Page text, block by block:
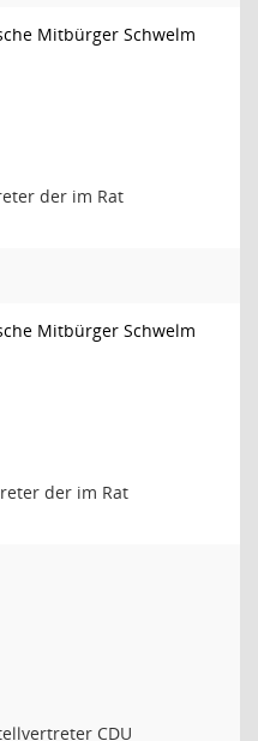
Mitbürger Schwelm
der im Rat
Mitbürger Schwelm
der im Rat
CDU